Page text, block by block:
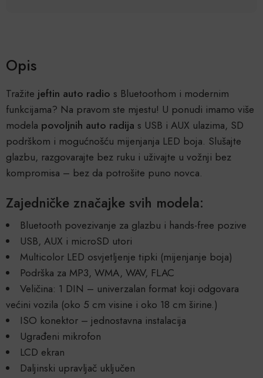
Opis
Tražite jeftin auto radio s Bluetoothom i modernim
funkcijama? Na pravom ste mjestu! U ponudi imamo više
modela povoljnih auto radija s USB i AUX ulazima, SD
podrškom i mogućnošću mijenjanja LED boja. Slušajte
glazbu, razgovarajte bez ruku i uživajte u vožnji bez
kompromisa – bez da potrošite puno novca.
Zajedničke značajke svih modela:
Bluetooth povezivanje za glazbu i hands-free pozive
USB, AUX i microSD utori
Multicolor LED osvjetljenje tipki (mijenjanje boja)
Podrška za MP3, WMA, WAV, FLAC
Veličina: 1 DIN – univerzalan format koji odgovara
većini vozila (oko 5 cm visine i oko 18 cm širine.)
ISO konektor – jednostavna instalacija
Ugrađeni mikrofon
LCD ekran
Daljinski upravljač uključen